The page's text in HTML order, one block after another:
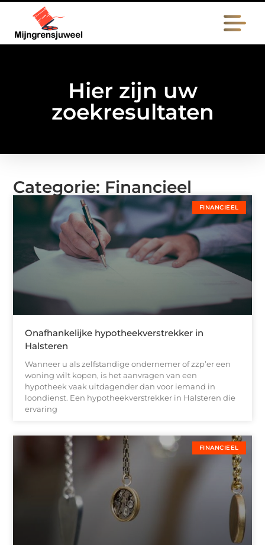
Hier zijn uw
zoekresultaten
Categorie: Financieel
FINANCIEEL
Onafhankelijke hypotheekverstrekker in
Halsteren
Wanneer u als zelfstandige ondernemer of zzp’er een
woning wilt kopen, is het aanvragen van een
hypotheek vaak uitdagender dan voor iemand in
loondienst. Een hypotheekverstrekker in Halsteren die
ervaring
FINANCIEEL